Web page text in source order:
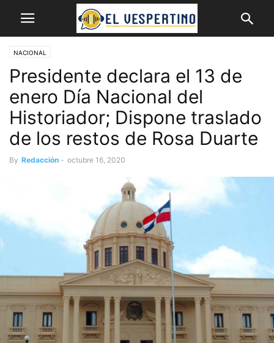
NACIONAL
Presidente declara el 13 de
enero Día Nacional del
Historiador; Dispone traslado
de los restos de Rosa Duarte
By Redacción - octubre 16, 2020